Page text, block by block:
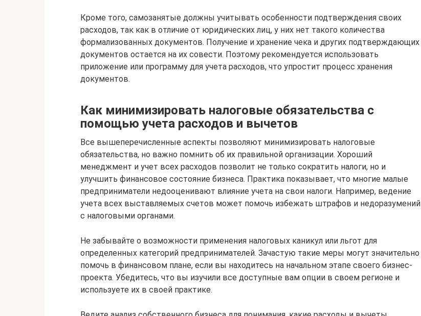
Кроме того, самозанятые должны учитывать особенности подтверждения своих
расходов, так как в отличие от юридических лиц, у них нет такого количества
формализованных документов. Получение и хранение чека и других подтверждающих
документов остается на их совести. Поэтому рекомендуется использовать
приложение или программу для учета расходов, что упростит процесс хранения
документов.
Как минимизировать налоговые обязательства с
помощью учета расходов и вычетов
Все вышеперечисленные аспекты позволяют минимизировать налоговые
обязательства, но важно помнить об их правильной организации. Хороший
менеджмент и учет всех расходов позволит не только сократить налоги, но и
улучшить финансовое состояние бизнеса. Практика показывает, что многие малые
предприниматели недооценивают влияние учета на свои налоги. Например, ведение
учета всех выставляемых счетов может помочь избежать штрафов и недоразумений
с налоговыми органами.
Не забывайте о возможности применения налоговых каникул или льгот для
определенных категорий предпринимателей. Зачастую такие меры могут значительно
помочь в финансовом плане, если вы находитесь на начальном этапе своего бизнес-
проекта. Убедитесь, что вы изучили все доступные вам опции в своем регионе и
используете их в своей практике.